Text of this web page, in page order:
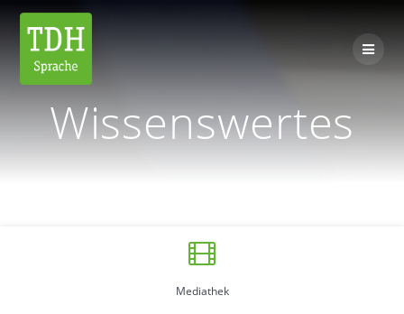
Wissenswertes
Mediathek